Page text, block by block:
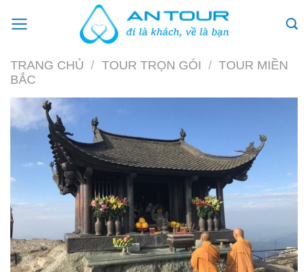
TRANG CHỦ / TOUR TRỌN GÓI / TOUR MIỀN
BẮC